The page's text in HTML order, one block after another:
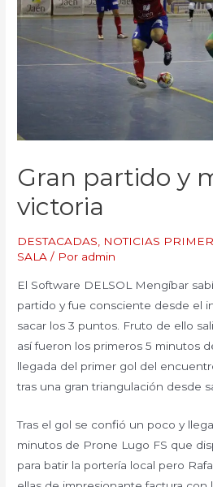
Gran partido y
victoria
DESTACADAS
NOTICIAS
SALA / Por admin
El Software DELSOL Mengíbar
partido y fue consciente desde el
sacar los 3 puntos. Fruto de ello
así fueron los primeros 5 minutos
llegada del primer gol del
tras una gran triangulación desde
Tras el gol se confió un poco y
minutos de Prone Lugo FS que
para batir la portería local pero